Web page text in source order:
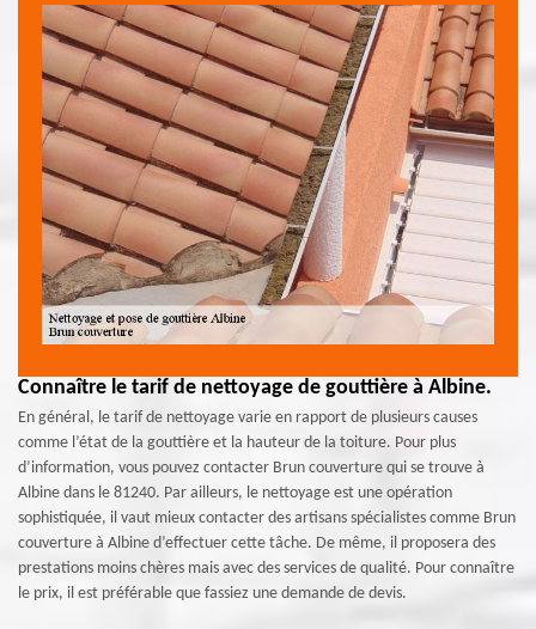
Connaître le tarif de nettoyage de gouttière à Albine.
En général, le tarif de nettoyage varie en rapport de plusieurs causes
comme l’état de la gouttière et la hauteur de la toiture. Pour plus
d’information, vous pouvez contacter Brun couverture qui se trouve à
Albine dans le 81240. Par ailleurs, le nettoyage est une opération
sophistiquée, il vaut mieux contacter des artisans spécialistes comme Brun
couverture à Albine d’effectuer cette tâche. De même, il proposera des
prestations moins chères mais avec des services de qualité. Pour connaître
le prix, il est préférable que fassiez une demande de devis.